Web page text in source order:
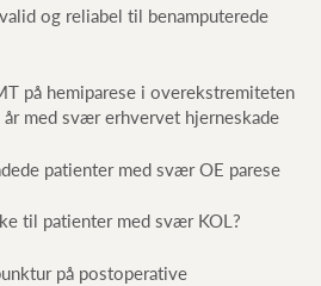
og reliabel til benamputerede
på hemiparese i overekstremiteten
med svær erhvervet hjerneskade
patienter med svær OE parese
til patienter med svær KOL?
på postoperative